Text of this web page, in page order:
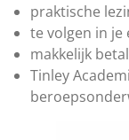
​praktische
te volgen in je
makkelijk
Tinley